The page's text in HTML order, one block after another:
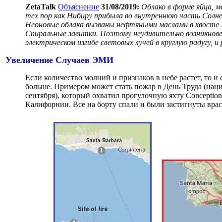
ZetaTalk Объяснение 31/08/2019: Облако в форме яйца,
тех пор как Нибиру прибыла во внутреннюю часть
Неоновые облака вызваны нефтяными маслами в
Спиральные завитки. Поэтому неудивительно
электрическом изгибе световых лучей в круглую радугу,
Увеличение Случаев ЭМИ
Если количество молний и признаков в небе растет, то
больше. Примером может стать пожар в День Труда
сентября), который охватил прогулочную яхту
Калифорнии. Все на борту спали и были застигнуты